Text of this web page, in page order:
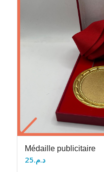
Médaille publicitaire
د.م.25